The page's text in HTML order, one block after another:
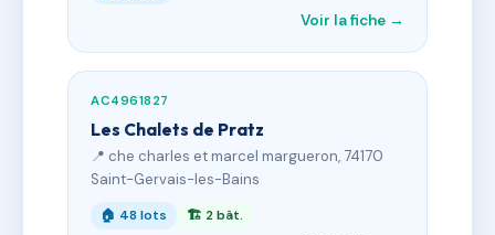
Voir la fiche →
AC4961827
Les Chalets de Pratz
📍 che charles et marcel margueron, 74170
Saint-Gervais-les-Bains
🏠 48 lots 🏗 2 bât.